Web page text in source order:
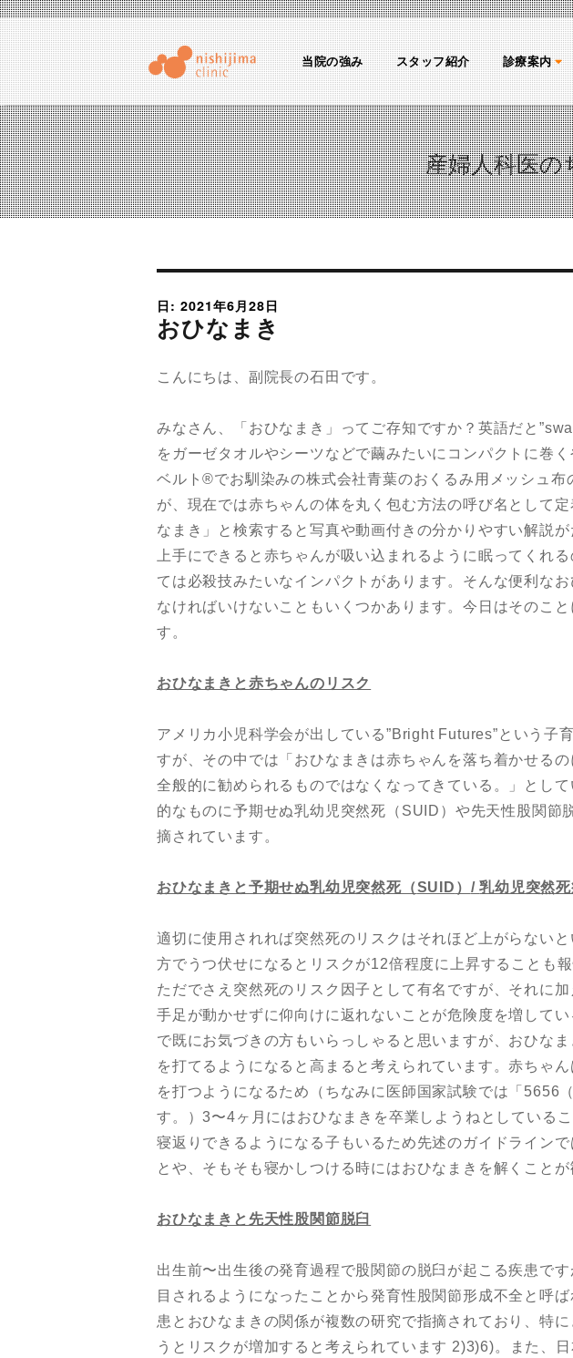
当院の強み スタッフ紹介 診療案内
産婦人科医
日: 2021年6月28日
おひなまき
こんにちは、副院長の石田です。
みなさん、「おひなまき」ってご存知ですか？英語だと
をガーゼタオルやシーツなどで繭みたいにコンパクトに巻
ベルト®︎でお馴染みの株式会社青葉のおくるみ用メッシュ布
が、現在では赤ちゃんの体を丸く包む方法の呼び名として
なまき」と検索すると写真や動画付きの分かりやすい解説
上手にできると赤ちゃんが吸い込まれるように眠ってくれ
ては必殺技みたいなインパクトがあります。そんな便利な
なければいけないこともいくつかあります。今日はそのこ
す。
おひなまきと赤ちゃんのリスク
アメリカ小児科学会が出している”Bright Futures”という子
すが、その中では「おひなまきは赤ちゃんを落ち着かせる
全般的に勧められるものではなくなってきている。」とし
的なものに予期せぬ乳幼児突然死（SUID）や先天性股関節
摘されています。
おひなまきと予期せぬ乳幼児突然死（SUID ） /乳幼児突然
適切に使用されれば突然死のリスクはそれほど上がらない
方でうつ伏せになるとリスクが12倍程度に上昇することも
ただでさえ突然死のリスク因子として有名ですが、それに
手足が動かせずに仰向けに返れないことが危険度を増して
で既にお気づきの方もいらっしゃると思いますが、おひな
を打てるようになると高まると考えられています。赤ちゃ
を打つようになるため（ちなみに医師国家試験では「5656
す。）3〜4ヶ月にはおひなまきを卒業しようねとしている
寝返りできるようになる子もいるため先述のガイドライン
とや、そもそも寝かしつける時にはおひなまきを解くこと
おひなまきと先天性股関節脱臼
出生前〜出生後の発育過程で股関節の脱臼が起こる疾患で
目されるようになったことから発育性股関節形成不全と呼
患とおひなまきの関係が複数の研究で指摘されており、特
うとリスクが増加すると考えられています 2)3)6)。また、